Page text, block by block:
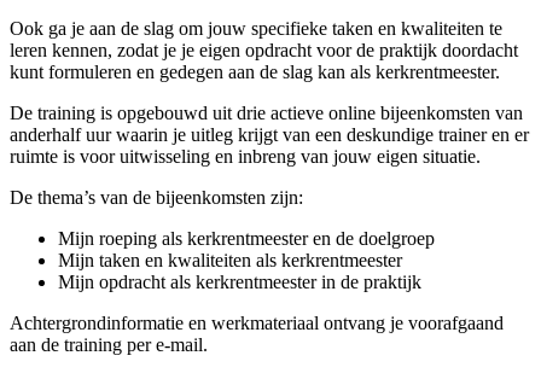
Ook ga je aan de slag om jouw specifieke taken en kwaliteiten te
leren kennen, zodat je je eigen opdracht voor de praktijk doordacht
kunt formuleren en gedegen aan de slag kan als kerkrentmeester.
De training is opgebouwd uit drie actieve online bijeenkomsten van
anderhalf uur waarin je uitleg krijgt van een deskundige trainer en er
ruimte is voor uitwisseling en inbreng van jouw eigen situatie.
De thema’s van de bijeenkomsten zijn:
Mijn roeping als kerkrentmeester en de doelgroep
Mijn taken en kwaliteiten als kerkrentmeester
Mijn opdracht als kerkrentmeester in de praktijk
Achtergrondinformatie en werkmateriaal ontvang je voorafgaand
aan de training per e-mail.